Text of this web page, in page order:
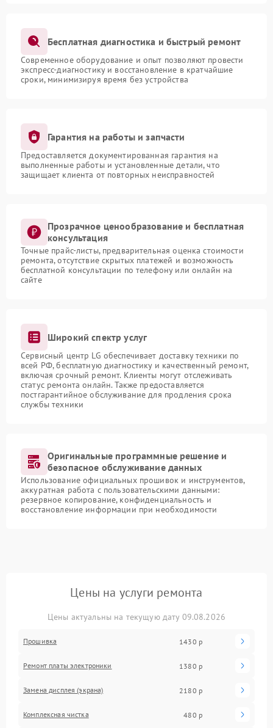
Бесплатная диагностика и быстрый ремонт
Современное оборудование и опыт позволяют провести
экспресс-диагностику и восстановление в кратчайшие
сроки, минимизируя время без устройства
Гарантия на работы и запчасти
Предоставляется документированная гарантия на
выполненные работы и установленные детали, что
защищает клиента от повторных неисправностей
Прозрачное ценообразование и бесплатная
консультация
Точные прайс-листы, предварительная оценка стоимости
ремонта, отсутствие скрытых платежей и возможность
бесплатной консультации по телефону или онлайн на
сайте
Широкий спектр услуг
Сервисный центр LG обеспечивает доставку техники по
всей РФ, бесплатную диагностику и качественный ремонт,
включая срочный ремонт. Клиенты могут отслеживать
статус ремонта онлайн. Также предоставляется
постгарантийное обслуживание для продления срока
службы техники
Оригинальные программные решение и
безопасное обслуживание данных
Использование официальных прошивок и инструментов,
аккуратная работа с пользовательскими данными:
резервное копирование, конфиденциальность и
восстановление информации при необходимости
Цены на услуги ремонта
Цены актуальны на текущую дату 09.08.2026
Прошивка 1430 р
Ремонт платы электроники 1380 р
Замена дисплея (экрана) 2180 р
Комплексная чистка 480 р